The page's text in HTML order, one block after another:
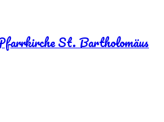
St. Bartholomäus